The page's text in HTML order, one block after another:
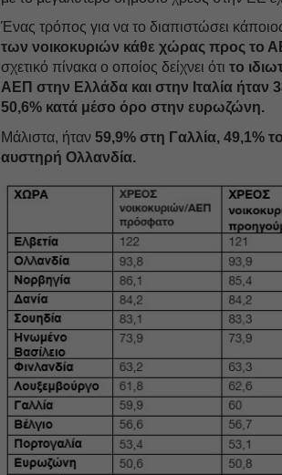
Ένας τρόπος για να το διαπιστώσει
των νοικοκυριών κάθε χώρας προς το
σχετικό πίνακα ο οποίος δείχνει ότιτο
ΑΕΠ στην Ελλάδα και στην Ιταλία ήταν
50,6% κατά μέσο όρο στην ευρωζώνη.
Μάλιστα, ήταν59,9% στη Γαλλία, 49,1%
αυστηρή Ολλανδία.